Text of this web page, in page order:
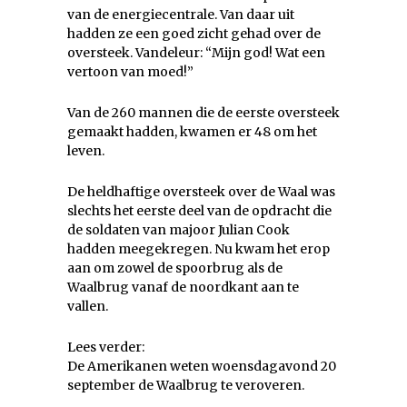
van de energiecentrale. Van daar uit
hadden ze een goed zicht gehad over de
oversteek. Vandeleur: “Mijn god! Wat een
vertoon van moed!”
Van de 260 mannen die de eerste oversteek
gemaakt hadden, kwamen er 48 om het
leven.
De heldhaftige oversteek over de Waal was
slechts het eerste deel van de opdracht die
de soldaten van majoor Julian Cook
hadden meegekregen. Nu kwam het erop
aan om zowel de spoorbrug als de
Waalbrug vanaf de noordkant aan te
vallen.
Lees verder:
De Amerikanen weten woensdagavond 20
september de Waalbrug te veroveren.